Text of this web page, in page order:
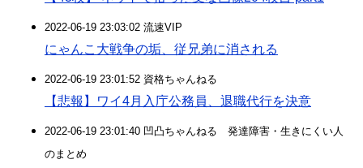
2022-06-19 23:03:02 流速VIP
にゃんこ大戦争の垢、従兄弟に消される
2022-06-19 23:01:52 資格ちゃんねる
【悲報】ワイ4月入庁公務員、退職代行を決意
2022-06-19 23:01:40 凹凸ちゃんねる 発達障害・生きにくい人
のまとめ